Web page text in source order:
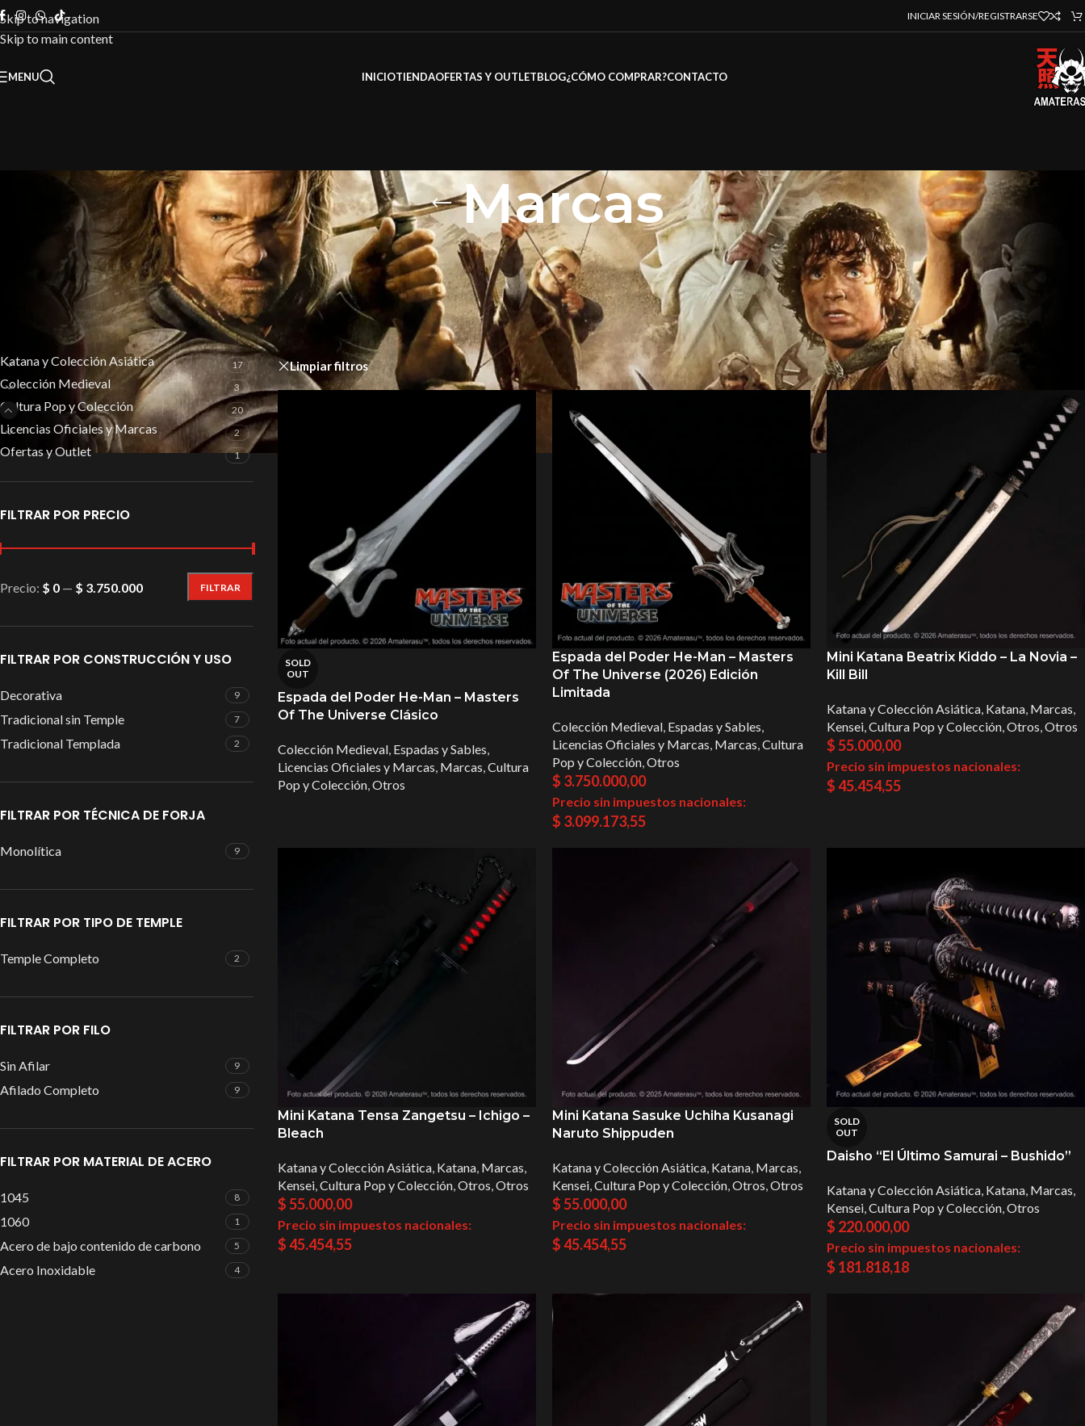
Skip to navigation
Skip to main content
INICIAR SESIÓN/REGISTRARSE
MENU INICIOTIENDAOFERTAS Y OUTLETBLOG¿CÓMO COMPRAR?CONTACTO
Marcas
FILTRAR POR CATEGORÍA
Katana y Colección Asiática 17
Colección Medieval 3
Cultura Pop y Colección 20
Licencias Oficiales y Marcas 2
Ofertas y Outlet 1
FILTRAR POR PRECIO
FILTRAR
Precio: $ 0 — $ 3.750.000
FILTRAR POR CONSTRUCCIÓN Y USO
Decorativa 9
Tradicional sin Temple 7
Tradicional Templada 2
FILTRAR POR TÉCNICA DE FORJA
Monolítica 9
FILTRAR POR TIPO DE TEMPLE
Temple Completo 2
FILTRAR POR FILO
Sin Afilar 9
Afilado Completo 9
FILTRAR POR MATERIAL DE ACERO
1045 8
1060 1
Acero de bajo contenido de carbono 5
Acero Inoxidable 4
Licencias Oficiales y Marcas/ Marcas Mostrar 9 12 18 24
Limpiar filtros Otros
SOLD
OUT
Espada del Poder He-Man – Masters
Of The Universe Clásico
Colección Medieval, Espadas y Sables,
Licencias Oficiales y Marcas, Marcas,Cultura
Pop y Colección,Otros
Espada del Poder He-Man – Masters
Of The Universe (2026) Edición
Limitada
Colección Medieval, Espadas y Sables,
Licencias Oficiales y Marcas, Marcas,Cultura
Pop y Colección,Otros
$ 3.750.000,00
Precio sin impuestos nacionales:
$ 3.099.173,55
Mini Katana Beatrix Kiddo – La Novia –
Kill Bill
Katana y Colección Asiática, Katana, Marcas,
Kensei,Cultura Pop y Colección,Otros,Otros
$55.000,00
Precio sin impuestos nacionales:
$45.454,55
Mini Katana Tensa Zangetsu – Ichigo –
Bleach
Katana y Colección Asiática, Katana, Marcas
Kensei, Cultura Pop y Colección, Otros Otros
$55.000,00
Precio sin impuestos nacionales:
$45.454,55
Mini Katana Sasuke Uchiha Kusanagi
Naruto Shippuden
Katana y Colección Asiática, Katana, Marcas
Kensei, Cultura Pop y Colección, Otros Otros
$55.000,00
Precio sin impuestos nacionales:
$45.454,55
SOLD
OUT
Daisho “El Último Samurai – Bushido”
Katana y Colección Asiática, Katana, Marcas
Kensei, Cultura Pop y Colección, Otros
$ 220.000,00
Precio sin impuestos nacionales:
$ 181.818,18